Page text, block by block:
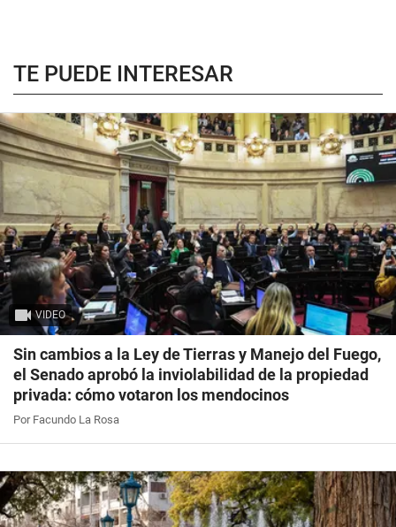
TE PUEDE INTERESAR
VIDEO
Sin cambios a la Ley de Tierras y Manejo del Fuego,
el Senado aprobó la inviolabilidad de la propiedad
privada: cómo votaron los mendocinos
Por Facundo La Rosa